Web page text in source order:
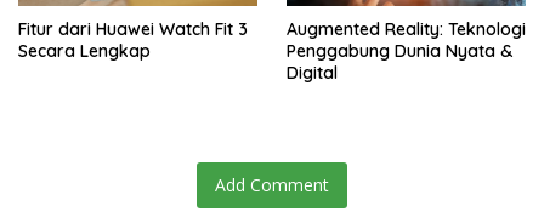
Fitur dari Huawei Watch Fit 3
Secara Lengkap
Augmented Reality: Teknologi
Penggabung Dunia Nyata &
Digital
Add Comment